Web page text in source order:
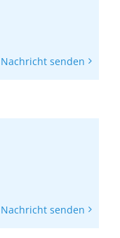
Nachricht senden
Nachricht senden